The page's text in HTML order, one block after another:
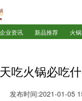
企业资讯 新品推荐 火
吃火锅必吃
发布时间:2021-01-05